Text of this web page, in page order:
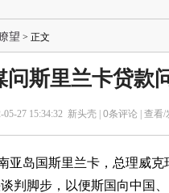
望 > 正文
问斯里兰卡贷款
05-27 15:34:32 新头壳 | 0条评论 | 查看/
亚岛国斯里兰卡，总理威
判脚步，以便斯国向中国